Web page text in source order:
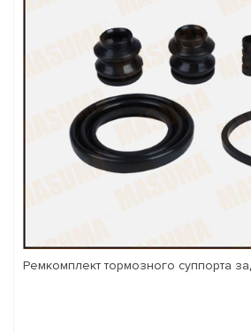
Ремкомплект тормозного суппорта